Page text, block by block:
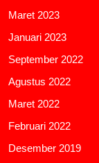
Maret 2023
Januari 2023
September 2022
Agustus 2022
Maret 2022
Februari 2022
Desember 2019